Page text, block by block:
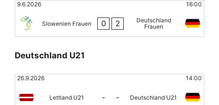
9.6.2026 16:00
Slowenien Frauen 0 2
Deutschland
Frauen
Deutschland U21
26.9.2026 14:00
Lettland U21 - - Deutschland U21